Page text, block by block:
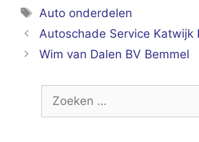
Tags
Auto onderdelen
Autoschade Service Katwijk
Wim van Dalen BV Bemmel
Zoek